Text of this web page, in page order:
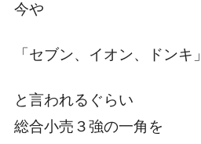
今や
「セブン、イオン、ドンキ」
と言われるぐらい
総合小売３強の一角を